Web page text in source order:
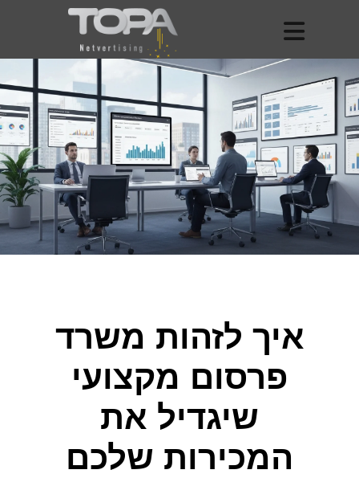
איך לזהות משרד
פרסום מקצועי
שיגדיל את
המכירות שלכם